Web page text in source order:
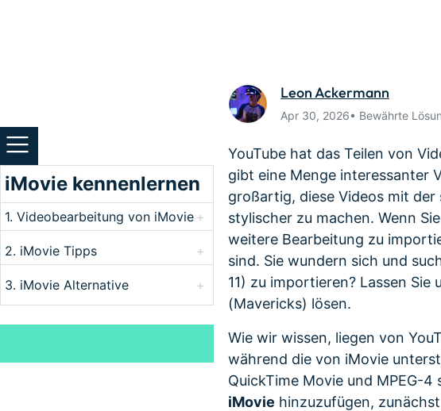
iMovie kennenlernen
1. Videobearbeitung von iMovie +
2. iMovie Tipps +
3. iMovie Alternative +
Leon Ackermann
Apr 30, 2026• Bewährte
YouTube hat das Teilen von
gibt eine Menge interessanter
großartig, diese Videos mit
stylischer zu machen. Wenn
weitere Bearbeitung zu
sind. Sie wundern sich und
11) zu importieren? Lassen Sie
(Mavericks) lösen.
Wie wir wissen, liegen von
während die von iMovie
QuickTime Movie und MPEG-4
iMovie hinzuzufügen,